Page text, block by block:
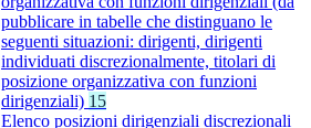
pubblicare in tabelle che distinguano le
seguenti situazioni: dirigenti, dirigenti
individuati discrezionalmente, titolari di
posizione organizzativa con funzioni
dirigenziali) 15
Elenco posizioni dirigenziali discrezionali